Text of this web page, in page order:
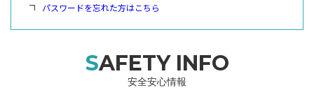
パスワードを忘れた方はこちら
SAFETY INFO
安全安心情報